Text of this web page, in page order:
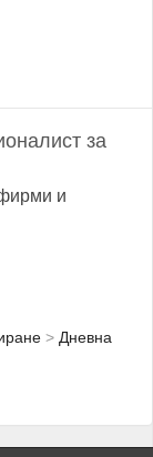
за
и
Дневна